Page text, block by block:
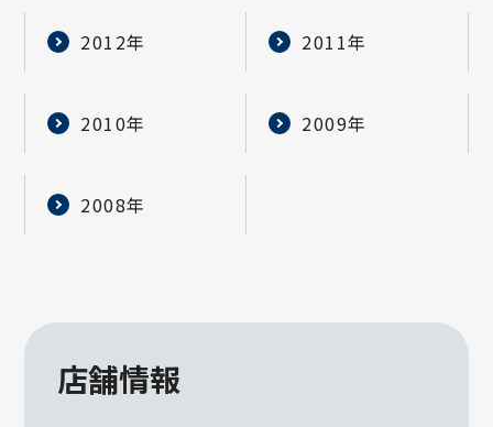
2012年 2011年
2010年 2009年
2008年
店舗情報